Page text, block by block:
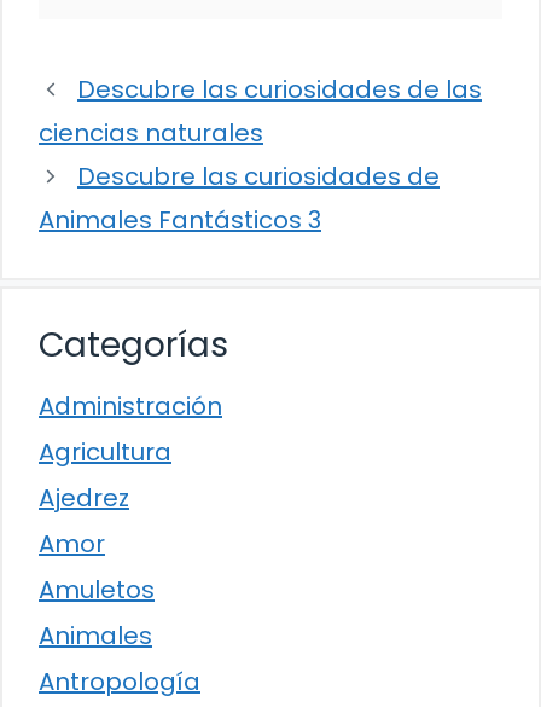
Descubre las curiosidades de las
ciencias naturales
Descubre las curiosidades de
Animales Fantásticos 3
Categorías
Administración
Agricultura
Ajedrez
Amor
Amuletos
Animales
Antropología